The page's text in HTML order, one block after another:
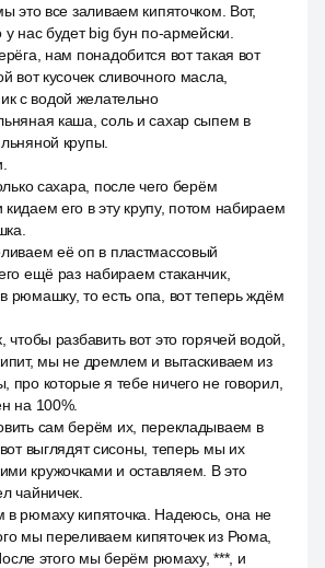
это все заливаем кипяточком. Вот,
нас будет big бун по-армейски.
нам понадобится вот такая вот
вот кусочек сливочного масла,
с водой желательно
каша, соль и сахар сыпем в
крупы.
сахара, после чего берём
его в эту крупу, потом набираем
её оп в пластмассовый
ещё раз набираем стаканчик,
рюмашку, то есть опа, вот теперь ждём
чтобы разбавить вот это горячей водой,
мы не дремлем и вытаскиваем из
про которые я тебе ничего не говорил,
на 100%.
сам берём их, перекладываем в
выглядят сисоны, теперь мы их
кружочками и оставляем. В это
чайничек.
рюмаху кипяточка. Надеюсь, она не
мы переливаем кипяточек из Рюма,
этого мы берём рюмаху, ***, и